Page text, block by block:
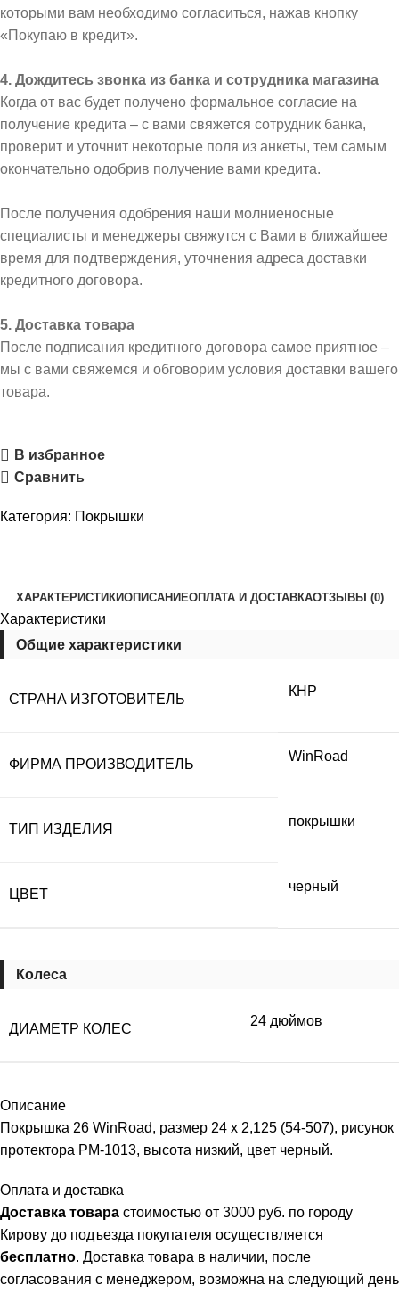
которыми вам необходимо согласиться, нажав кнопку
«Покупаю в кредит».
4. Дождитесь звонка из банка и сотрудника магазина
Когда от вас будет получено формальное согласие на
получение кредита – с вами свяжется сотрудник банка,
проверит и уточнит некоторые поля из анкеты, тем самым
окончательно одобрив получение вами кредита.
После получения одобрения наши молниеносные
специалисты и менеджеры свяжутся с Вами в ближайшее
время для подтверждения, уточнения адреса доставки
кредитного договора.
5. Доставка товара
После подписания кредитного договора самое приятное –
мы с вами свяжемся и обговорим условия доставки вашего
товара.
В избранное
Сравнить
Категория: Покрышки
ХАРАКТЕРИСТИКИОПИСАНИЕОПЛАТА И ДОСТАВКАОТЗЫВЫ (0)
Характеристики
Общие характеристики
СТРАНА ИЗГОТОВИТЕЛЬ
КНР
ФИРМА ПРОИЗВОДИТЕЛЬ
WinRoad
ТИП ИЗДЕЛИЯ
покрышки
ЦВЕТ
черный
Колеса
ДИАМЕТР КОЛЕС
24 дюймов
Описание
Покрышка 26 WinRoad, размер 24 x 2,125 (54-507), рисунок
протектора PM-1013, высота низкий, цвет черный.
Оплата и доставка
Доставка товара стоимостью от 3000 руб. по городу
Кирову до подъезда покупателя осуществляется
бесплатно. Доставка товара в наличии, после
согласования с менеджером, возможна на следующий день